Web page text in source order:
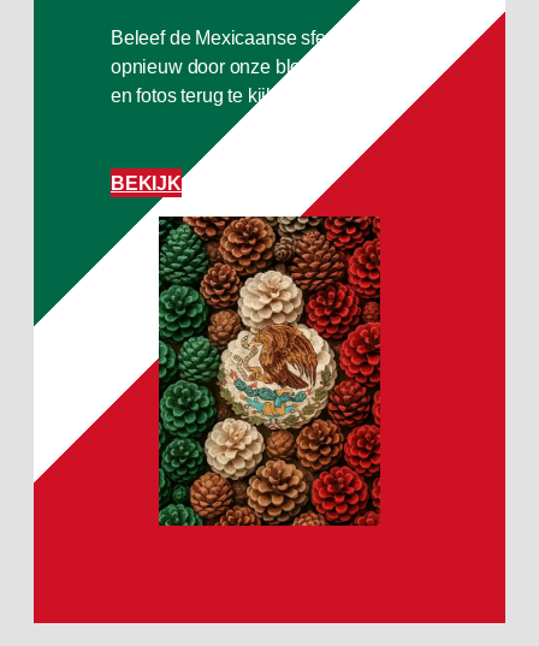
Beleef de Mexicaanse sferen
opnieuw door onze blogs
en fotos terug te kijken.
BEKIJK